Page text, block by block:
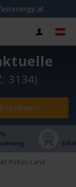
3134)
Pölten-Land